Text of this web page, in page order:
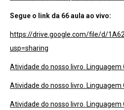
Segue o link da 66 aula ao vivo:
https://drive.google.com/file/d/
usp=sharing
Atividade do nosso livro. Linguagem
Atividade do nosso livro. Linguagem
Atividade do nosso livro. Linguagem